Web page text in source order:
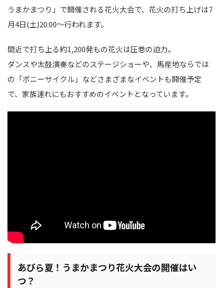
うまかまつり」で開催される花火大会で、花火の打ち上げは7
月4日(土)20:00～行われます。
間近で打ち上る約1,200発もの花火は圧巻の迫力。
ダンスや太鼓演奏などのステージショーや、馬産地ならでは
の「ポニーサイクル」などさまざまなイベントも開催予定
で、家族連れにもおすすめのイベントとなっています。
あびら夏！うまかまつり花火大会の開催はい
つ？